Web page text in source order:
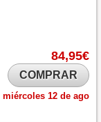
84,95€
COMPRAR
miércoles 12 de ago